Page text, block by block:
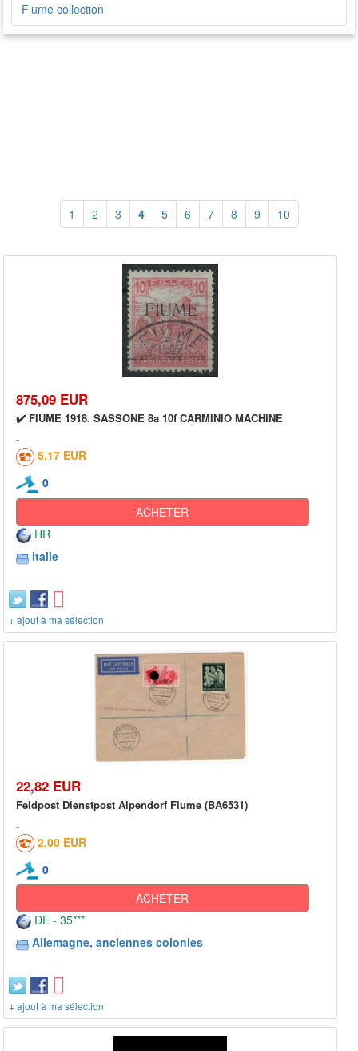
Fiume collection
1 2 3 4 5 6 7 8 9 10
875,09 EUR
✔️ FIUME 1918. SASSONE 8a 10f CARMINIO MACHINE
5,17 EUR
0
ACHETER
HR
Italie
+ ajout à ma sélection
22,82 EUR
Feldpost Dienstpost Alpendorf Fiume (BA6531)
2,00 EUR
0
ACHETER
DE - 35***
Allemagne, anciennes colonies
+ ajout à ma sélection